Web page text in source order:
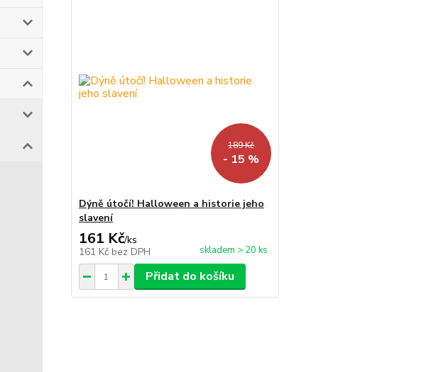
189 Kč
- 15 %
Dýně útočí! Halloween a historie jeho
slavení
161 Kč/ks
161 Kč bez DPH skladem > 20 ks
Přidat do košíku